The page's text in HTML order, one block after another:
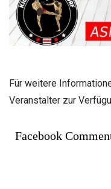
Für weitere
Veranstalter zur
Facebook